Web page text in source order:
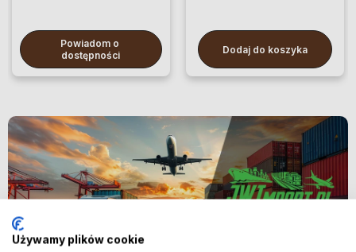
Powiadom o
dostępności
Dodaj do koszyka
Używamy plików cookie